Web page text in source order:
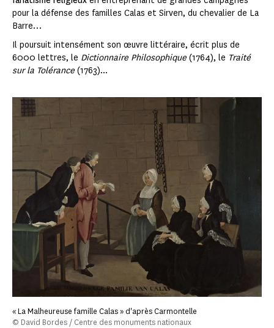
pour la défense des familles Calas et Sirven, du chevalier de La
Barre…
Il poursuit intensément son œuvre littéraire, écrit plus de
6000 lettres, le Dictionnaire Philosophique (1764), le Traité
sur la Tolérance (1763)...
« La Malheureuse famille Calas » d'après Carmontelle
© David Bordes / Centre des monuments nationaux